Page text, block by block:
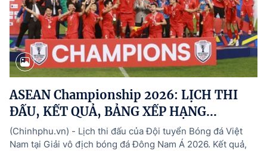
ASEAN Championship 2026: LỊCH THI
ĐẤU, KẾT QUẢ, BẢNG XẾP HẠNG...
(Chinhphu.vn) - Lịch thi đấu của Đội tuyển Bóng đá Việt
Nam tại Giải vô địch bóng đá Đông Nam Á 2026. Kết quả,